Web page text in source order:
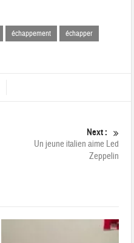
échappement
échapper
Next :
Un jeune italien aime Led
Zeppelin